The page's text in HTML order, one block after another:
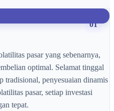
01
pasar yang sebenarnya,
optimal. Selamat tinggal
tradisional, penyesuaian dinamis
pasar, setiap investasi
tepat.